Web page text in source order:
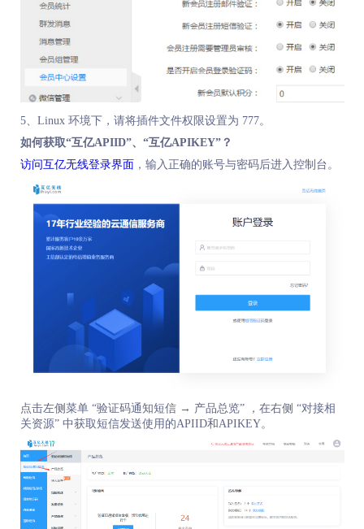
5、Linux 环境下，请将插件文件权限设置为 777。
如何获取“互亿APIID”、“互亿APIKEY”？
访问互亿无线登录界面，输入正确的账号与密码后进入控制台。
点击左侧菜单 “验证码通知短信 → 产品总览” ，在右侧 “对接相
关资源” 中获取短信发送使用的APIID和APIKEY。